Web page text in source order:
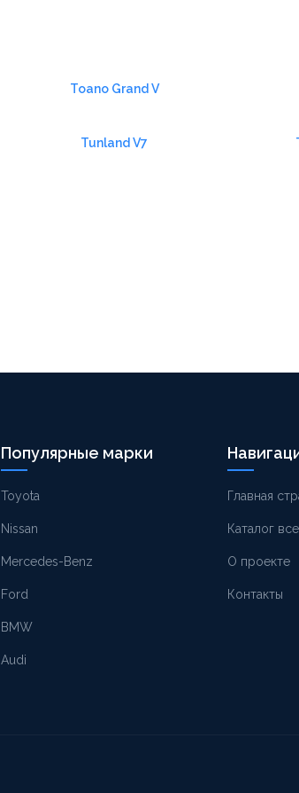
Toano Grand V
Tunland V7
Популярные марки
Toyota
Nissan
Mercedes-Benz
Ford
BMW
Audi
Главная
Каталог
О проекте
Контакты